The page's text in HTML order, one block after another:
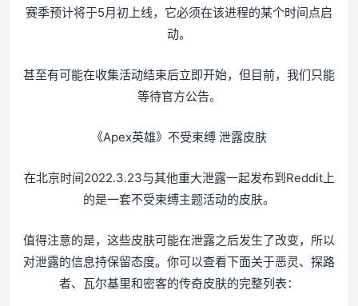
赛季预计将于5月初上线，它必须在该进程的某个时间点启
动。
甚至有可能在收集活动结束后立即开始，但目前，我们只能
等待官方公告。
《Apex英雄》不受束缚 泄露皮肤
在北京时间2022.3.23与其他重大泄露一起发布到Reddit上
的是一套不受束缚主题活动的皮肤。
值得注意的是，这些皮肤可能在泄露之后发生了改变，所以
对泄露的信息持保留态度。你可以查看下面关于恶灵、探路
者、瓦尔基里和密客的传奇皮肤的完整列表：